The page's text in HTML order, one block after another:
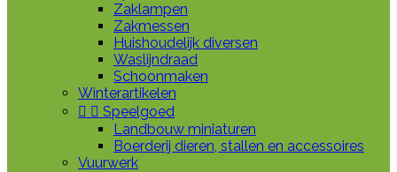
Zaklampen
Zakmessen
Huishoudelijk diversen
Waslijndraad
Schoonmaken
Winterartikelen
  Speelgoed
Landbouw miniaturen
Boerderij dieren, stallen en accessoires
Vuurwerk